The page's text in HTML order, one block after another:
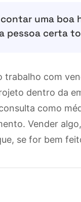
uma boa
pessoa certa
trabalho com
dentro da
como
Vender
se for bem